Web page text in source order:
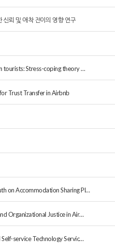
신뢰 및 애착 전이의 영향 연구
tourists: Stress-coping theory …
Trust Transfer in Airbnb
on Accommodation Sharing Pl…
Organizational Justice in Air…
service Technology Servic…